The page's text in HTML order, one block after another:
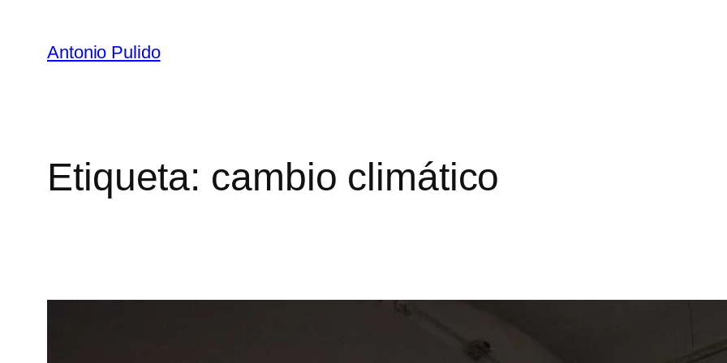
Antonio Pulido
Etiqueta: cambio climático